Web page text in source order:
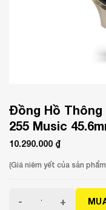
Đồng Hồ Thông
255 Music
10.290.000 ₫
(Giá niêm yết của sản
Đồng Hồ Thông